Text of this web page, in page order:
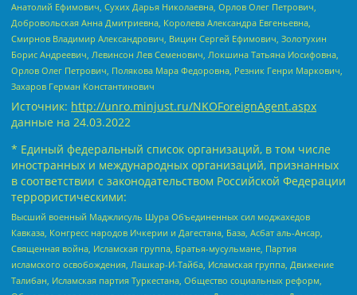
Анатолий Ефимович, Сухих Дарья Николаевна, Орлов Олег Петрович,
Добровольская Анна Дмитриевна, Королева Александра Евгеньевна,
Смирнов Владимир Александрович, Вицин Сергей Ефимович, Золотухин
Борис Андреевич, Левинсон Лев Семенович, Локшина Татьяна Иосифовна,
Орлов Олег Петрович, Полякова Мара Федоровна, Резник Генри Маркович,
Захаров Герман Константинович
Источник: http://unro.minjust.ru/NKOForeignAgent.aspx
данные на 24.03.2022
* Единый федеральный список организаций, в том числе
иностранных и международных организаций, признанных
в соответствии с законодательством Российской Федерации
террористическими:
Высший военный Маджлисуль Шура Объединенных сил моджахедов
Кавказа, Конгресс народов Ичкерии и Дагестана, База, Асбат аль-Ансар,
Священная война, Исламская группа, Братья-мусульмане, Партия
исламского освобождения, Лашкар-И-Тайба, Исламская группа, Движение
Талибан, Исламская партия Туркестана, Общество социальных реформ,